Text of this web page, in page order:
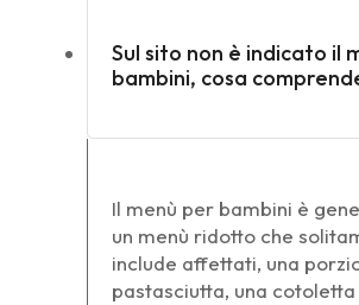
Sul sito non è indicato il
bambini, cosa
Il menù per bambini è
un menù ridotto che
include affettati, una
pastasciutta, una cotoletta